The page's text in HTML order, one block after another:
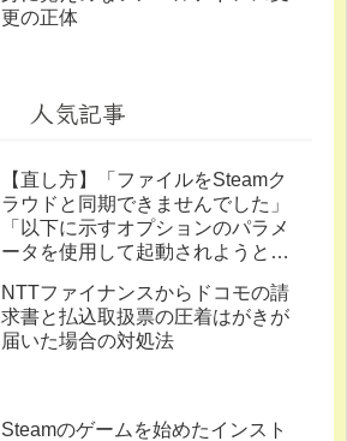
更の正体
人気記事
【直し方】「ファイルをSteamク
ラウドと同期できませんでした」
「以下に示すオプションのパラメ
ータを使用して起動されようとし
NTTファイナンスからドコモの請
求書と払込取扱票の圧着はがきが
届いた場合の対処法
Steamのゲームを始めたインスト